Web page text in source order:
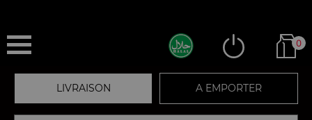
0
LIVRAISON A EMPORTER